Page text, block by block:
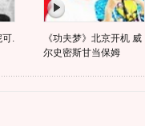
可.
《功夫梦》北京开机 威
尔史密斯甘当保姆